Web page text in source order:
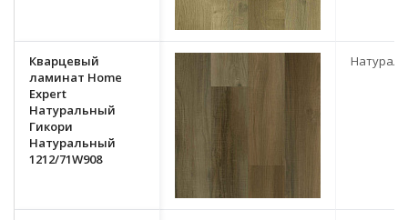
Кварцевый
ламинат Home
Expert
Натуральный
Гикори
Натуральный
1212/71W908